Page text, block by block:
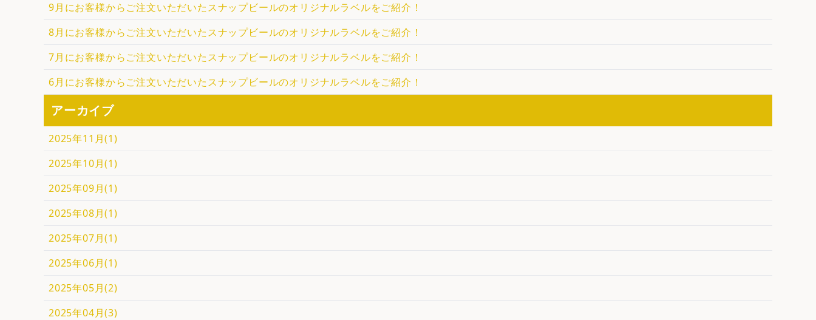
9月にお客様からご注文いただいたスナップビールのオリジナルラベルをご紹介！
8月にお客様からご注文いただいたスナップビールのオリジナルラベルをご紹介！
7月にお客様からご注文いただいたスナップビールのオリジナルラベルをご紹介！
6月にお客様からご注文いただいたスナップビールのオリジナルラベルをご紹介！
アーカイブ
2025年11月(1)
2025年10月(1)
2025年09月(1)
2025年08月(1)
2025年07月(1)
2025年06月(1)
2025年05月(2)
2025年04月(3)